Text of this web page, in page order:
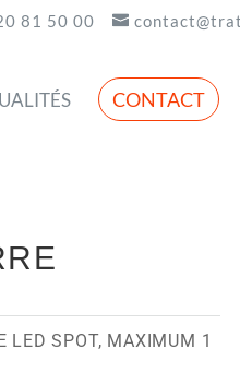
81 50 00
CONTACT
LED SPOT, MAXIMUM 1